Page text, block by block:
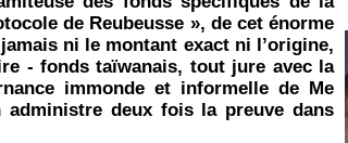
de Reubeusse », de cet énorme
ni le montant exact ni l’origine,
- fonds taïwanais, tout jure avec la
immonde et informelle de Me
administre deux fois la preuve dans